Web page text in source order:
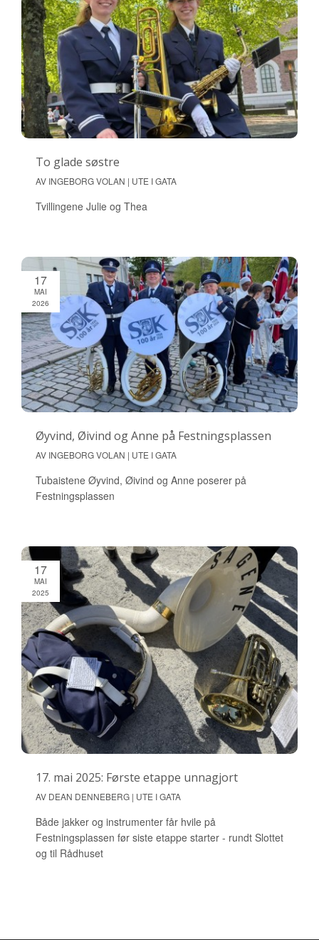
To glade søstre
AV INGEBORG VOLAN | UTE I GATA
Tvillingene Julie og Thea
17
MAI
2026
Øyvind, Øivind og Anne på Festningsplassen
AV INGEBORG VOLAN | UTE I GATA
Tubaistene Øyvind, Øivind og Anne poserer på
Festningsplassen
17
MAI
2025
17. mai 2025: Første etappe unnagjort
AV DEAN DENNEBERG | UTE I GATA
Både jakker og instrumenter får hvile på
Festningsplassen før siste etappe starter - rundt Slottet
og til Rådhuset